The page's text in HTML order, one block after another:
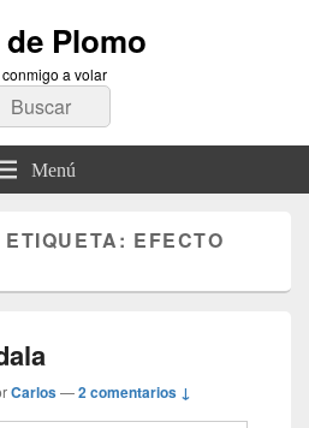
Plomo
a volar
Buscar
Menú
EFECTO
Carlos—2 comentarios ↓